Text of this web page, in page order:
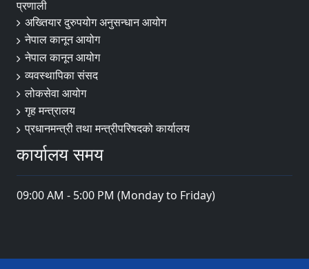
प्रणाली
अख्तियार दुरुपयोग अनुसन्धान आयोग
नेपाल कानून आयोग
नेपाल कानून आयोग
व्यवस्थापिका संसद
लोकसेवा आयोग
गृह मन्त्रालय
प्रधानमन्त्री तथा मन्त्रीपरिषदको कार्यालय
कार्यालय समय
09:00 AM - 5:00 PM (Monday to Friday)